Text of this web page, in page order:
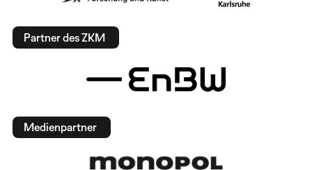
Partner des ZKM
Medienpartner